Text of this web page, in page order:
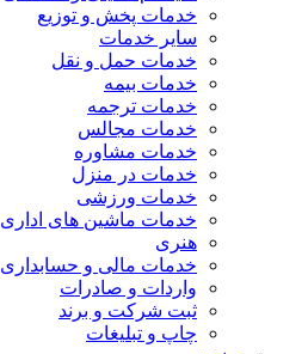
خدمات پخش و توزیع
سایر خدمات
خدمات حمل و نقل
خدمات بیمه
خدمات ترجمه
خدمات مجالس
خدمات مشاوره
خدمات در منزل
خدمات ورزشی
خدمات ماشین های اداری
هنری
خدمات مالی و حسابداری
واردات و صادرات
ثبت شرکت و برند
چاپ و تبلیغات